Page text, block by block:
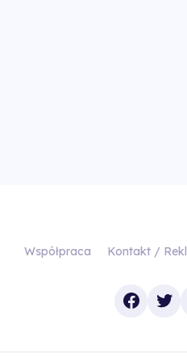
Współpraca Kontakt /